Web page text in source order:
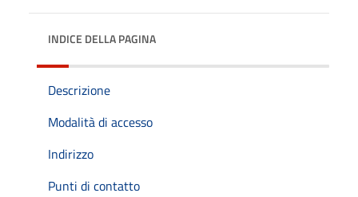
INDICE DELLA PAGINA
Descrizione
Modalità di accesso
Indirizzo
Punti di contatto